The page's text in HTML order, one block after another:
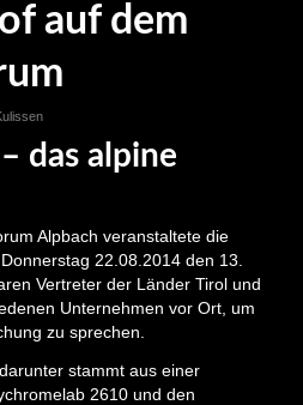
auf dem
das alpine
Alpbach veranstaltete die
22.08.2014 den 13.
Vertreter der Länder Tirol und
Unternehmen vor Ort, um
zu sprechen.
stammt aus einer
2610 und den